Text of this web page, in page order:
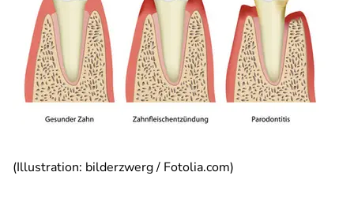
(Illustration: bilderzwerg / Fotolia.com)